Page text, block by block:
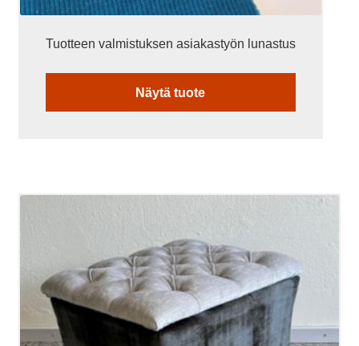
Tuotteen valmistuksen asiakastyön lunastus
Näytä tuote